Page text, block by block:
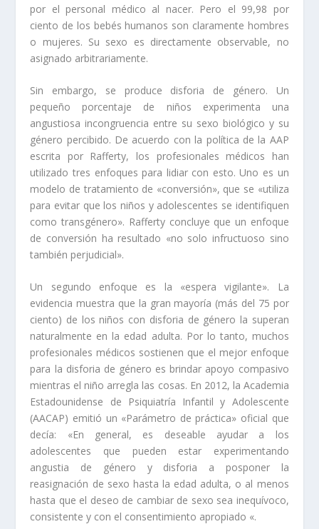
por el personal médico al nacer. Pero el 99,98 por
ciento de los bebés humanos son claramente hombres
o mujeres. Su sexo es directamente observable, no
asignado arbitrariamente.
Sin embargo, se produce disforia de género. Un
pequeño porcentaje de niños experimenta una
angustiosa incongruencia entre su sexo biológico y su
género percibido. De acuerdo con la política de la AAP
escrita por Rafferty, los profesionales médicos han
utilizado tres enfoques para lidiar con esto. Uno es un
modelo de tratamiento de «conversión», que se «utiliza
para evitar que los niños y adolescentes se identifiquen
como transgénero». Rafferty concluye que un enfoque
de conversión ha resultado «no solo infructuoso sino
también perjudicial».
Un segundo enfoque es la «espera vigilante». La
evidencia muestra que la gran mayoría (más del 75 por
ciento) de los niños con disforia de género la superan
naturalmente en la edad adulta. Por lo tanto, muchos
profesionales médicos sostienen que el mejor enfoque
para la disforia de género es brindar apoyo compasivo
mientras el niño arregla las cosas. En 2012, la Academia
Estadounidense de Psiquiatría Infantil y Adolescente
(AACAP) emitió un «Parámetro de práctica» oficial que
decía: «En general, es deseable ayudar a los
adolescentes que pueden estar experimentando
angustia de género y disforia a posponer la
reasignación de sexo hasta la edad adulta, o al menos
hasta que el deseo de cambiar de sexo sea inequívoco,
consistente y con el consentimiento apropiado «.